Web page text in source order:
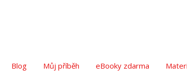
Blog Můj příběh eBooky zdarma